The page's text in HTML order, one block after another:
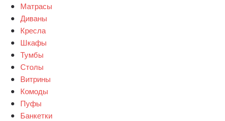
Матрасы
Диваны
Кресла
Шкафы
Тумбы
Столы
Витрины
Комоды
Пуфы
Банкетки